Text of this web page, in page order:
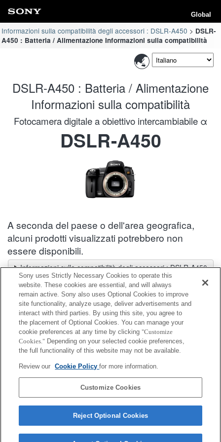
Global
Informazioni sulla compatibilità degli accessori : DSLR-A450
DSLR-
A450 : Batteria / Alimentazione Informazioni sulla compatibilità
DSLR-A450 : Batteria / Alimentazione
Informazioni sulla compatibilità
Fotocamera digitale a obiettivo intercambiabile α
DSLR-A450
A seconda del paese o dell'area geografica,
alcuni prodotti visualizzati potrebbero non
essere disponibili.
Informazioni sulla compatibilità degli accessori : DSLR-A450
Selettore obiettivi
Seleziona un obiettivo consigliato per le foto che desideri scattare
Batteria / Alimentazione
Completamente compatibile
NP-FM500H
Sony uses Strictly Necessary Cookies to operate this
website. These cookies are essential, and will always
remain active. Sony also uses Optional Cookies to improve
site functionality, analyze usage, deliver advertisements and
interact with third parties. By using this site, you agree to
the placement of Optional Cookies. You can manage your
cookie preferences at any time by clicking "Customize
Cookies." Depending on your selected cookie preferences,
the full functionality of this website may not be available.
Review our Cookie Policyfor more information.
Customize Cookies
Reject Optional Cookies